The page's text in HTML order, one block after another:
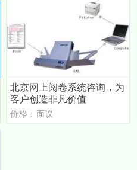
北京网上阅卷系统咨询，为
客户创造非凡价值
价格：面议